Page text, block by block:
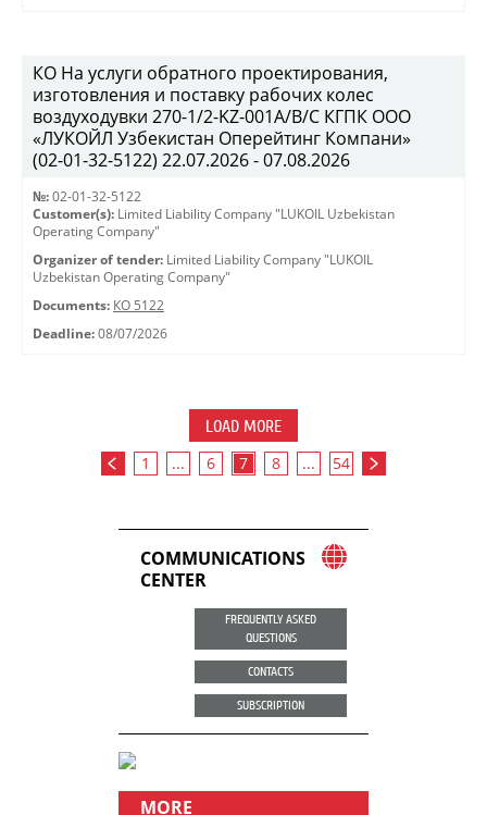
КО На услуги обратного проектирования,
изготовления и поставку рабочих колес
воздуходувки 270-1/2-KZ-001A/B/C КГПК OOO
«ЛУКОЙЛ Узбекистан Оперейтинг Компани»
(02-01-32-5122) 22.07.2026 - 07.08.2026
№: 02-01-32-5122
Customer(s): Limited Liability Company "LUKOIL Uzbekistan
Operating Company"
Organizer of tender: Limited Liability Company "LUKOIL
Uzbekistan Operating Company"
Documents: КО 5122
Deadline: 08/07/2026
LOAD MORE
1 ... 6 7 8 ... 54
COMMUNICATIONS
CENTER
FREQUENTLY ASKED
QUESTIONS
CONTACTS
SUBSCRIPTION
MORE